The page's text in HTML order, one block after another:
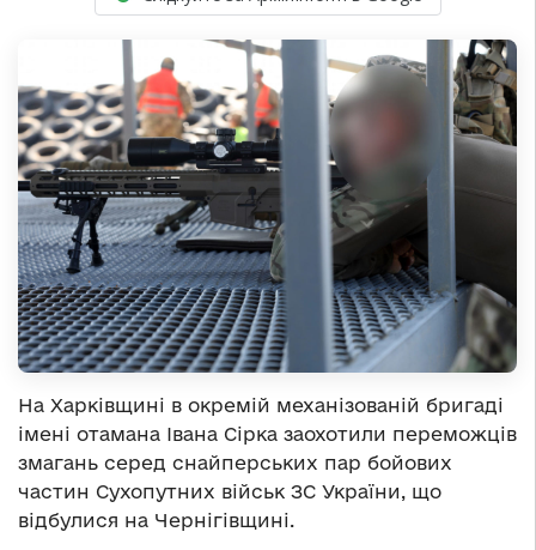
На Харківщині в окремій механізованій бригаді
імені отамана Івана Сірка заохотили переможців
змагань серед снайперських пар бойових
частин Сухопутних військ ЗС України, що
відбулися на Чернігівщині.